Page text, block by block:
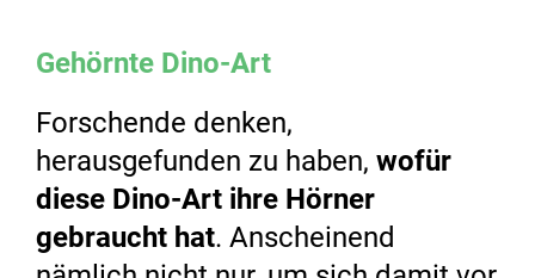
Gehörnte Dino-Art
Forschende denken,
herausgefunden zu haben, wofür
diese Dino-Art ihre Hörner
gebraucht hat. Anscheinend